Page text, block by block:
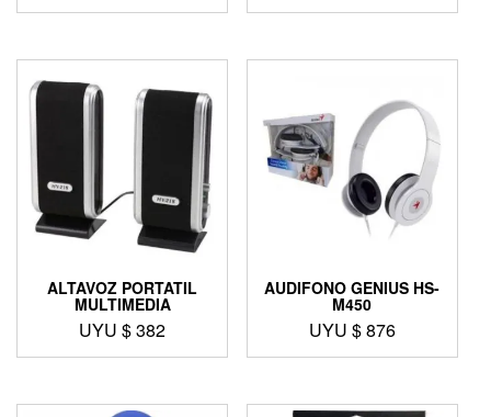
ALTAVOZ PORTATIL
MULTIMEDIA
UYU $382
AUDIFONO GENIUS HS-
M450
UYU $876